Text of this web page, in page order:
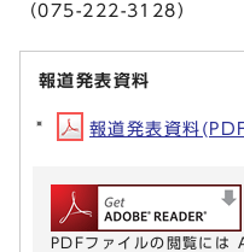
（075-222-3128）
報道発表資料
報道発表資料
PDFファイルの閲覧に